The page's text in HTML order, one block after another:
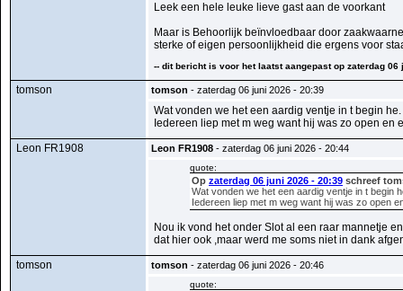
Leek een hele leuke lieve gast aan de voorkant
Maar is Behoorlijk beïnvloedbaar door
sterke of eigen persoonlijkheid die ergens voor
-- dit bericht is voor het laatst aangepast op zaterdag 06
tomson tomson - zaterdag 06 juni 2026 - 20:39
Wat vonden we het een aardig ventje in t begin
Iedereen liep met m weg want hij was zo open en
Leon FR1908
Leon FR1908 - zaterdag 06 juni 2026 - 20:44
quote:
Op zaterdag 06 juni 2026 - 20:39 schreef
Wat vonden we het een aardig ventje in t begin
Iedereen liep met m weg want hij was zo open
Nou ik vond het onder Slot al een raar mannetje
dat hier ook ,maar werd me soms niet in dank
tomson
tomson - zaterdag 06 juni 2026 - 20:46
quote: